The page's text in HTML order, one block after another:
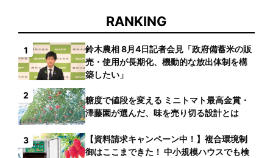
RANKING
1
鈴木農相 8月4日記者会見「政府備蓄米の販
売・使用が長期化、機動的な放出体制を構
築したい」
2
糖度で値段を変える ミニトマト最高金賞・
澤藤園が選んだ、味を売り切る設計とは
3
【資料請求キャンペーン中！】複合環境制
御はここまできた！ 中小規模ハウスでも検